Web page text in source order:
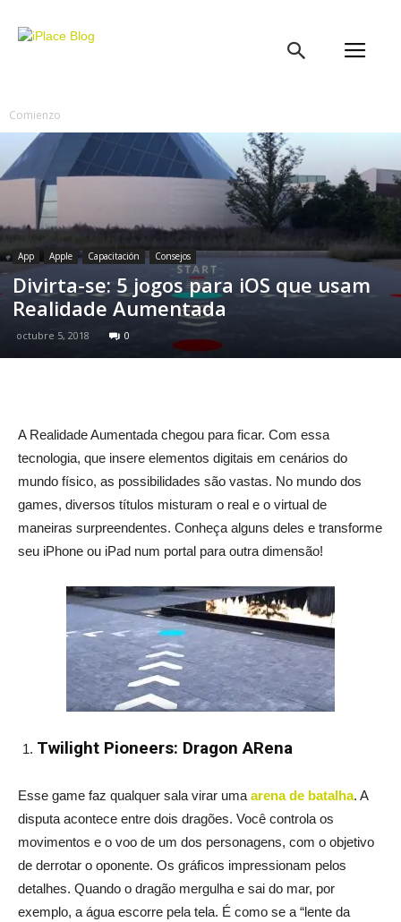
Comienzo
App Apple Capacitación Consejos
Divirta-se: 5 jogos para iOS que usam
Realidade Aumentada
octubre 5, 2018 0
A Realidade Aumentada chegou para ficar. Com essa
tecnologia, que insere elementos digitais em cenários do
mundo físico, as possibilidades são vastas. No mundo dos
games, diversos títulos misturam o real e o virtual de
maneiras surpreendentes. Conheça alguns deles e transforme
seu iPhone ou iPad num portal para outra dimensão!
Twilight Pioneers: Dragon ARena
Esse game faz qualquer sala virar uma arena de batalha. A
disputa acontece entre dois dragões. Você controla os
movimentos e o voo de um dos personagens, com o objetivo
de derrotar o oponente. Os gráficos impressionam pelos
detalhes. Quando o dragão mergulha e sai do mar, por
exemplo, a água escorre pela tela. É como se a “lente da